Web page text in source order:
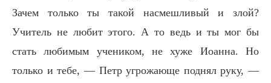
Зачем только ты такой насмешливый и злой?
Учитель не любит этого. А то ведь и ты мог бы
стать любимым учеником, не хуже Иоанна. Но
только и тебе, — Петр угрожающе поднял руку, —